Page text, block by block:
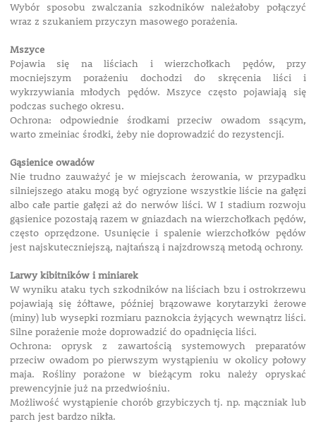
Wybór sposobu zwalczania szkodników należałoby połączyć
wraz z szukaniem przyczyn masowego porażenia.
Mszyce
Pojawia się na liściach i wierzchołkach pędów, przy
mocniejszym porażeniu dochodzi do skręcenia liści i
wykrzywiania młodych pędów. Mszyce często pojawiają się
podczas suchego okresu.
Ochrona: odpowiednie środkami przeciw owadom ssącym,
warto zmeiniac środki, żeby nie doprowadzić do rezystencji.
Gąsienice owadów
Nie trudno zauważyć je w miejscach żerowania, w przypadku
silniejszego ataku mogą być ogryzione wszystkie liście na gałęzi
albo całe partie gałęzi aż do nerwów liści. W I stadium rozwoju
gąsienice pozostają razem w gniazdach na wierzchołkach pędów,
często oprzędzone. Usunięcie i spalenie wierzchołków pędów
jest najskuteczniejszą, najtańszą i najzdrowszą metodą ochrony.
Larwy kibitników i miniarek
W wyniku ataku tych szkodników na liściach bzu i ostrokrzewu
pojawiają się żółtawe, później brązowawe korytarzyki żerowe
(miny) lub wysepki rozmiaru paznokcia żyjących wewnątrz liści.
Silne porażenie może doprowadzić do opadnięcia liści.
Ochrona: oprysk z zawartością systemowych preparatów
przeciw owadom po pierwszym wystąpieniu w okolicy połowy
maja. Rośliny porażone w bieżącym roku należy opryskać
prewencyjnie już na przedwiośniu.
Możliwość wystąpienie chorób grzybiczych tj. np. mączniak lub
parch jest bardzo nikła.